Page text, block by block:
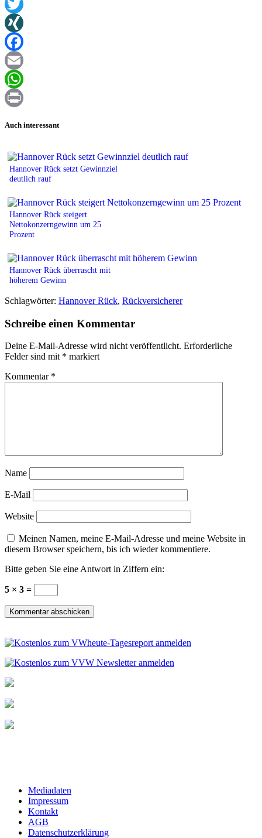
Twitter
XING
Facebook
Email
WhatsApp
Auch interessant
Hannover Rück setzt Gewinnziel
deutlich rauf
Hannover Rück steigert
Nettokonzerngewinn um 25
Prozent
Hannover Rück überrascht mit
höherem Gewinn
Schlagwörter: Hannover Rück, Rückversicherer
Schreibe einen Kommentar
Deine E-Mail-Adresse wird nicht veröffentlicht. Erforderliche
Felder sind mit * markiert
Kommentar *
Name
E-Mail
Website
Meinen Namen, meine E-Mail-Adresse und meine Website in
diesem Browser speichern, bis ich wieder kommentiere.
Bitte geben Sie eine Antwort in Ziffern ein:
5 × 3 =
Mediadaten
Impressum
Kontakt
AGB
Datenschutzerklärung